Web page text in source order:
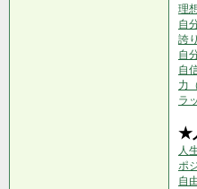
理
自
誇
自
自
力
ラ
★
人
ポ
自